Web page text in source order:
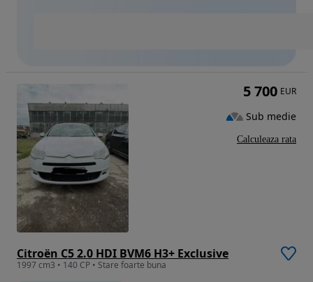
Citroën C5 2.0 HDI BVM6 H3+ Exclusive
1997 cm3 • 140 CP • Stare foarte buna
5 700 EUR
Sub medie
Calculeaza rata